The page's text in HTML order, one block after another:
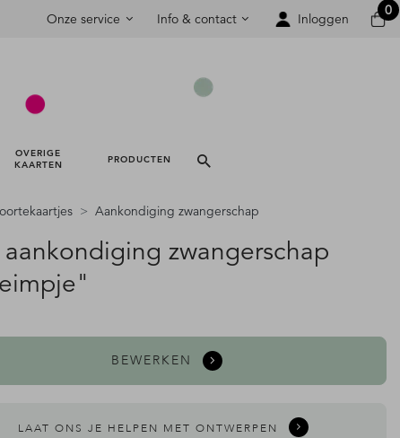
Onze service Info & contact Inloggen
0
OVERIGE
KAARTEN
PRODUCTEN
Aankondiging zwangerschap
aankondiging zwangerschap
BEWERKEN
LAAT ONS JE HELPEN MET ONTWERPEN